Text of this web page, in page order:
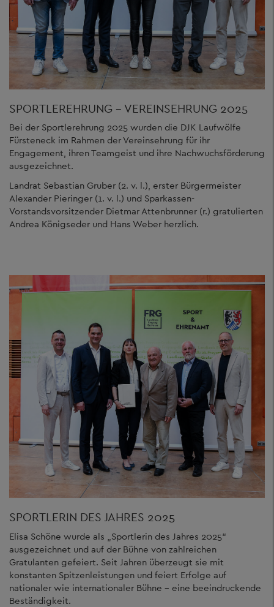
SPORTLEREHRUNG - VEREINSEHRUNG 2025
Bei der Sportlerehrung 2025 wurden die DJK Laufwölfe
Fürsteneck im Rahmen der Vereinsehrung für ihr
Engagement, ihren Teamgeist und ihre Nachwuchsförderung
ausgezeichnet.
Landrat Sebastian Gruber (2. v. l.), erster Bürgermeister
Alexander Pieringer (1. v. l.) und Sparkassen-
Vorstandsvorsitzender Dietmar Attenbrunner (r.) gratulierten
Andrea Königseder und Hans Weber herzlich.
SPORTLERIN DES JAHRES 2025
Elisa Schöne wurde als „Sportlerin des Jahres 2025“
ausgezeichnet und auf der Bühne von zahlreichen
Gratulanten gefeiert. Seit Jahren überzeugt sie mit
konstanten Spitzenleistungen und feiert Erfolge auf
nationaler wie internationaler Bühne – eine beeindruckende
Beständigkeit.